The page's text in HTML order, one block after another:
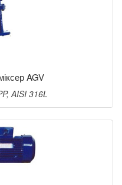
AGV
AISI 316L